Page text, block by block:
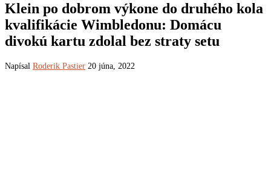
Klein po dobrom výkone do druhého kola
kvalifikácie Wimbledonu: Domácu
divokú kartu zdolal bez straty setu
Napísal Roderik Pastier 20 júna, 2022